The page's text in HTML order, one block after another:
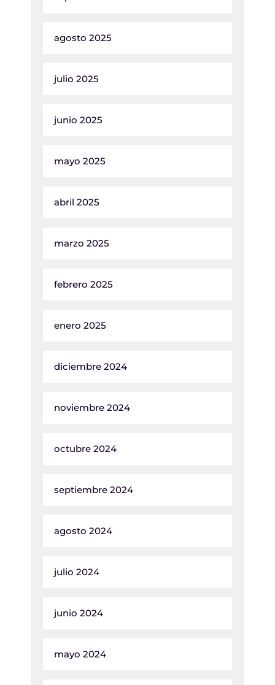
agosto 2025
julio 2025
junio 2025
mayo 2025
abril 2025
marzo 2025
febrero 2025
enero 2025
diciembre 2024
noviembre 2024
octubre 2024
septiembre 2024
agosto 2024
julio 2024
junio 2024
mayo 2024